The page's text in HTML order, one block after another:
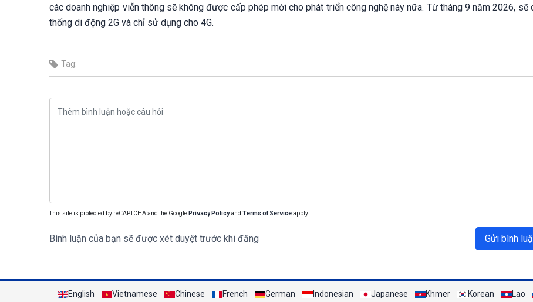
các doanh nghiệp viễn thông sẽ không được cấp phép mới cho phát triển công nghệ này nữa. Từ tháng 9 năm 2026, sẽ
thống di động 2G và chỉ sử dụng cho 4G.
Tag:
This site is protected by reCAPTCHA and the Google Privacy Policyand Terms of Serviceapply.
Bình luận của bạn sẽ được xét duyệt trước khi đăng Gửi bình
English Vietnamese Chinese French German Indonesian Japanese Khmer Korean Lao